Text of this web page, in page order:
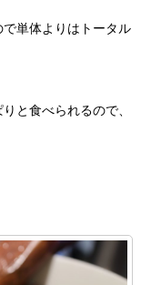
単体よりはトータル
と食べられるので、